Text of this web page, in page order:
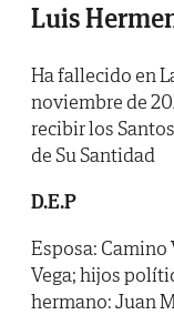
Luis
Ha fallecido en
noviembre de
recibir los
de Su Santidad
D.E.P
Esposa: Camino
Vega; hijos
hermano: Juan